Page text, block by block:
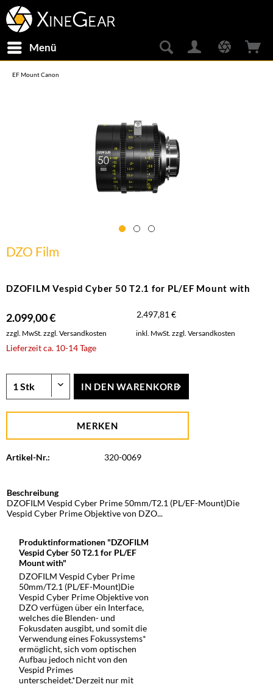
Menü
EF Mount Canon
DZO Film
DZOFILM Vespid Cyber 50 T2.1 for PL/EF Mount with
2.099,00 € 2.497,81 €
zzgl. MwSt. zzgl. Versandkosten inkl. MwSt. zzgl. Versandkosten
Lieferzeit ca. 10-14 Tage
IN DEN WARENKORB
MERKEN
Artikel-Nr.: 320-0069
Beschreibung
DZOFILM Vespid Cyber Prime 50mm/T2.1 (PL/EF-Mount)Die
Vespid Cyber Prime Objektive von DZO...
Produktinformationen "DZOFILM
Vespid Cyber 50 T2.1 for PL/EF
Mount with"
DZOFILM Vespid Cyber Prime
50mm/T2.1 (PL/EF-Mount)Die
Vespid Cyber Prime Objektive von
DZO verfügen über ein Interface,
welches die Blenden- und
Fokusdaten ausgibt, und somit die
Verwendung eines Fokussystems*
ermöglicht, sich vom optischen
Aufbau jedoch nicht von den
Vespid Primes
unterscheidet.*Derzeit nur mit